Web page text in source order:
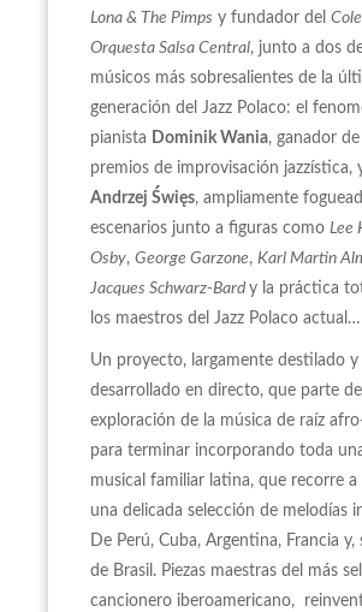
Lona & The Pimps y fundador del
Orquesta Salsa Central, junto a dos
músicos más sobresalientes de la
generación del Jazz Polaco: el
pianista Dominik Wania, ganador
premios de improvisación jazzística,
Andrzej Święs, ampliamente
escenarios junto a figuras como Lee
Osby, George Garzone, Karl Martin
Jacques Schwarz-Bard y la práctica
los maestros del Jazz Polaco actual…
Un proyecto, largamente destilado y
desarrollado en directo, que parte de
exploración de la música de raíz
para terminar incorporando toda
musical familiar latina, que recorre a
una delicada selección de melodías
De Perú, Cuba, Argentina, Francia
de Brasil. Piezas maestras del más
cancionero iberoamericano,